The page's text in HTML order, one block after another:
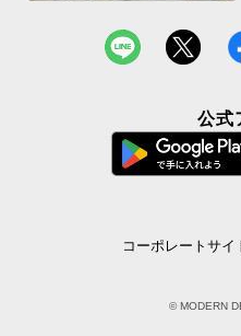
公式
コーポレートサイ
© MODERN